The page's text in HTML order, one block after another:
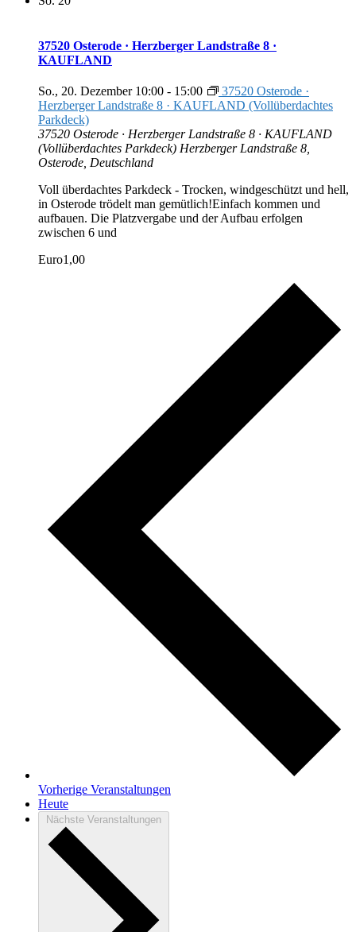
37520 Osterode · Herzberger Landstraße 8 ·
KAUFLAND
So., 20. Dezember 10:00 - 15:00
37520 Osterode ·
Herzberger Landstraße 8 · KAUFLAND (Vollüberdachtes
Parkdeck)
37520 Osterode · Herzberger Landstraße 8 · KAUFLAND
(Vollüberdachtes Parkdeck) Herzberger Landstraße 8,
Osterode, Deutschland
Voll überdachtes Parkdeck - Trocken, windgeschützt und hell,
in Osterode trödelt man gemütlich!Einfach kommen und
aufbauen. Die Platzvergabe und der Aufbau erfolgen
zwischen 6 und
Euro1,00
Vorherige Veranstaltungen
Heute
Nächste Veranstaltungen